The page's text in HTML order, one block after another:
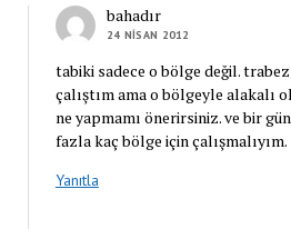
bahadır
24 NISAN 2012
tabiki sadece o bölge değil.
çalıştım ama o bölgeyle alakalı
ne yapmamı önerirsiniz. ve bir
fazla kaç bölge için çalışmalıyım.
Yanıtla